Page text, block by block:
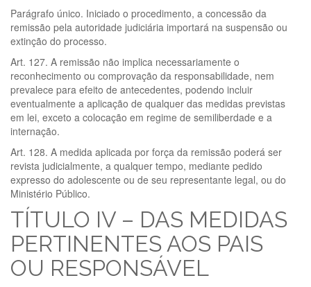
Parágrafo único. Iniciado o procedimento, a concessão da
remissão pela autoridade judiciária importará na suspensão ou
extinção do processo.
Art. 127. A remissão não implica necessariamente o
reconhecimento ou comprovação da responsabilidade, nem
prevalece para efeito de antecedentes, podendo incluir
eventualmente a aplicação de qualquer das medidas previstas
em lei, exceto a colocação em regime de semiliberdade e a
internação.
Art. 128. A medida aplicada por força da remissão poderá ser
revista judicialmente, a qualquer tempo, mediante pedido
expresso do adolescente ou de seu representante legal, ou do
Ministério Público.
TÍTULO IV – DAS MEDIDAS
PERTINENTES AOS PAIS
OU RESPONSÁVEL